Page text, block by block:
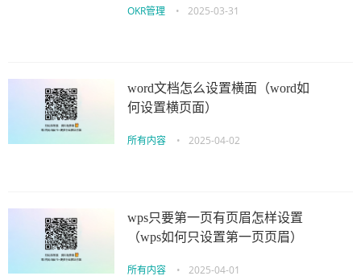
OKR管理 • 2025-03-31
word文档怎么设置横面（word如
何设置横页面）
所有内容 • 2025-04-02
wps只要第一页有页眉怎样设置
（wps如何只设置第一页页眉）
所有内容 • 2025-04-01